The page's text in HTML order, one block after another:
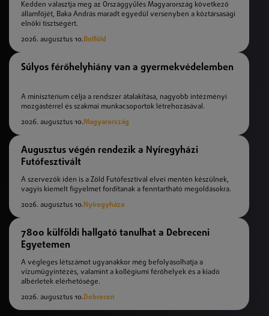
Kedden választja meg az Országgyűlés Magyarország következő
államfőjét, Baka András maradt egyedül versenyben a köztársasági
elnöki tisztségért.
2026. augusztus 10.Belföld
Súlyos férőhelyhiány van a gyermekvédelemben
A minisztérium célja a rendszer átalakítása, nagyobb intézményi
mozgástérrel és szakmai munkacsoportok létrehozásával.
2026. augusztus 10.Magyarország
Augusztus végén rendezik a Nyíregyházi
Futófesztivált
A szervezők idén is a Zöld Futófesztivál elvei mentén készülnek,
vagyis kiemelt figyelmet fordítanak a fenntartható megoldásokra.
2026. augusztus 10. Nyíregyháza
7800 külföldi hallgató tanulhat a Debreceni
Egyetemen
A végleges létszámot ugyanakkor még befolyásolhatja a
vízumügyintézés, valamint a kollégiumi férőhelyek és a kiadó
albérletek elérhetősége.
2026. augusztus 10.Debrecen